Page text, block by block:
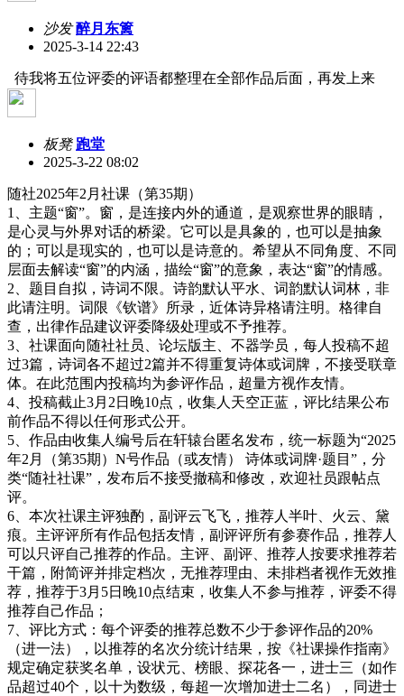
沙发 醉月东篱
2025-3-14 22:43
待我将五位评委的评语都整理在全部作品后面，再发上来
板凳 跑堂
2025-3-22 08:02
随社2025年2 月社课（第35期）
1
、主题“窗”。窗，是连接内外的通道，是观察世界的眼睛，
是心灵与外界对话的桥梁。它可以是具象的，也可以是抽象
的；可以是现实的，也可以是诗意的。希望从不同角度、不同
层面去解读“窗”的内涵，描绘“窗”的意象，表达“窗”的情感。
2 、题目自拟，诗词不限。诗韵默认平水、词韵默认词林，非
此请注明。词限《钦谱》所录，近体诗异格请注明。格律自
查，出律作品建议评委降级处理或不予推荐。
3 、社课面向随社社员、论坛版主、不器学员，每人投稿不超
过3篇，诗词各不超过2篇并不得重复诗体或词牌，不接受联章
体。在此范围内投稿均为参评作品，超量方视作友情。
4 、投稿截止3月 2 日晚10点，收集人天空正蓝，评比结果公布
前作品不得以任何形式公开。
5 、作品由收集人编号后在轩辕台匿名发布，统一标题为“2025
年2 月（第35期） N号作品（或友情） 诗体或词牌·题目”，分
类“随社社课”，发布后不接受撤稿和修改，欢迎社员跟帖点
评。
6 、本次社课主评独酌，副评云飞飞，推荐人半叶、 火云 、黛
痕。主评评所有作品包括友情，副评评所有参赛作品，推荐人
可以只评自己推荐的作品。主评、副评、推荐人按要求推荐若
干篇，附简评并排定档次，无推荐理由、未排档者视作无效推
荐，推荐于3月 5日晚10点结束，收集人不参与推荐，评委不得
推荐自己作品；
7 、评比方式：每个评委的推荐总数不少于参评作品的20%
（进一法），以推荐的名次分统计结果，按《社课操作指南》
规定确定获奖名单，设状元、榜眼、探花各一，进士三（如作
品超过40个，以十为数级，每超一次增加进士二名），同进士